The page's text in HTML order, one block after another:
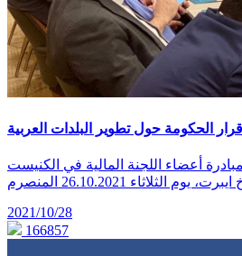
أعضاء اللجنة المالية في الكنيست
26.10.2021 المنصرم
2021/10/28
166857